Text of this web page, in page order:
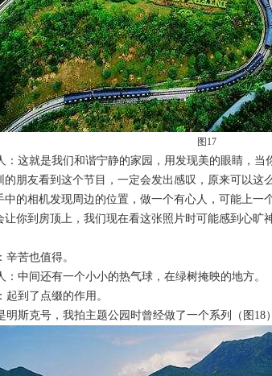
图17
这就是我们和谐宁静的家园，用发现美的眼睛，当
的朋友看到这个节目，一定会发出感叹，原来可以这
中的相机发现周边的位置，做一个有心人，可能上一
让你到房顶上，我们现在看这张照片时可能感到心旷
苦也值得。
中间还有一个小小的热气球，在绿树掩映的地方。
到了点缀的作用。
斯克号，我拍主题公园时曾经做了一个系列（图18